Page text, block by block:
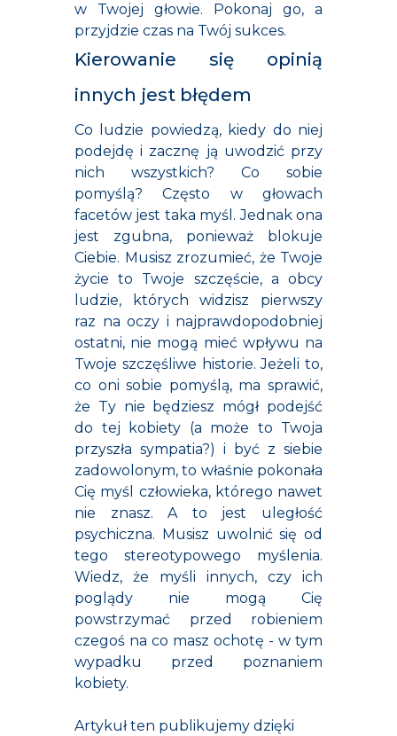
w Twojej głowie. Pokonaj go, a
przyjdzie czas na Twój sukces.
Kierowanie się opinią
innych jest błędem
Co ludzie powiedzą, kiedy do niej
podejdę i zacznę ją uwodzić przy
nich wszystkich? Co sobie
pomyślą? Często w głowach
facetów jest taka myśl. Jednak ona
jest zgubna, ponieważ blokuje
Ciebie. Musisz zrozumieć, że Twoje
życie to Twoje szczęście, a obcy
ludzie, których widzisz pierwszy
raz na oczy i najprawdopodobniej
ostatni, nie mogą mieć wpływu na
Twoje szczęśliwe historie. Jeżeli to,
co oni sobie pomyślą, ma sprawić,
że Ty nie będziesz mógł podejść
do tej kobiety (a może to Twoja
przyszła sympatia?) i być z siebie
zadowolonym, to właśnie pokonała
Cię myśl człowieka, którego nawet
nie znasz. A to jest uległość
psychiczna. Musisz uwolnić się od
tego stereotypowego myślenia.
Wiedz, że myśli innych, czy ich
poglądy nie mogą Cię
powstrzymać przed robieniem
czegoś na co masz ochotę - w tym
wypadku przed poznaniem
kobiety.
Artykuł ten publikujemy dzięki